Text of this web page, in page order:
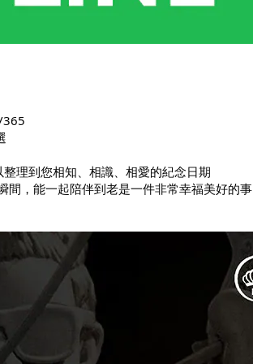
理到您相知、相識、相愛的紀念日期
間，能一起陪伴到老是一件非常幸福美好的事